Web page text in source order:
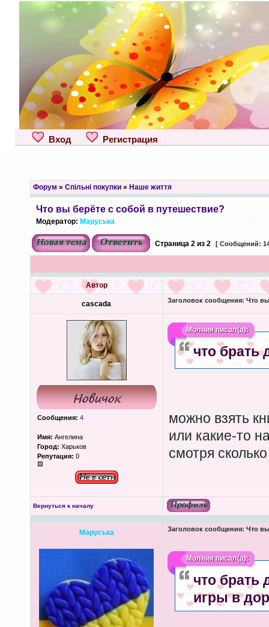
Вход Регистрация
Форум » Спільні покупки» Наше життя
Что вы берёте с собой в путешествие?
Модератор: Маруська
Страница 2из 2 [ Сообщений:
Автор
cascada Заголовок сообщения: Что
Сообщения: 4
Имя: Ангелина
Город: Харьков
Репутация: 0
Молнияписал(а):
что брать
можно взять
или какие-то
смотря
Вернуться к началу
Маруська Заголовок сообщения: Что
Молнияписал(а):
что брать
игры в